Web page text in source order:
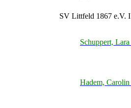
SV Littfeld 1867 e.V. I
Schuppert, Lara
Hadem, Carolin